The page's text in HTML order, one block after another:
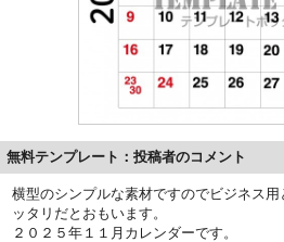
無料テンプレート：投稿者のコメント
横型のシンプルな素材ですのでビジネス
ッタリだとおもいます。
２０２５年１１月カレンダーです。